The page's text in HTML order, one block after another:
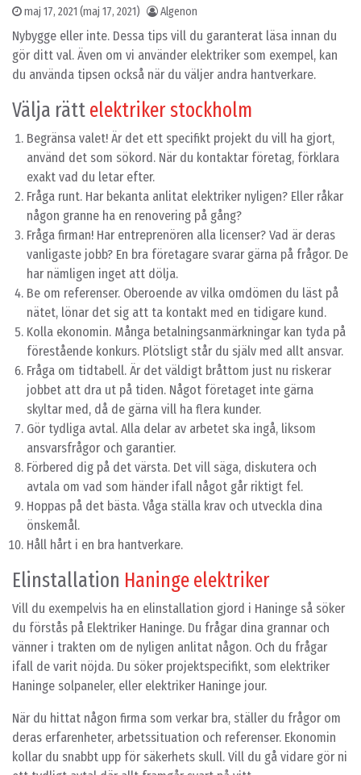
maj 17, 2021 (maj 17, 2021) Algenon
Nybygge eller inte. Dessa tips vill du garanterat läsa innan du
gör ditt val. Även om vi använder elektriker som exempel, kan
du använda tipsen också när du väljer andra hantverkare.
Välja rättelektriker stockholm
Begränsa valet! Är det ett specifikt projekt du vill ha gjort,
använd det som sökord. När du kontaktar företag, förklara
exakt vad du letar efter.
Fråga runt. Har bekanta anlitat elektriker nyligen? Eller råkar
någon granne ha en renovering på gång?
Fråga firman! Har entreprenören alla licenser? Vad är deras
vanligaste jobb? En bra företagare svarar gärna på frågor. De
har nämligen inget att dölja.
Be om referenser. Oberoende av vilka omdömen du läst på
nätet, lönar det sig att ta kontakt med en tidigare kund.
Kolla ekonomin. Många betalningsanmärkningar kan tyda på
förestående konkurs. Plötsligt står du själv med allt ansvar.
Fråga om tidtabell. Är det väldigt bråttom just nu riskerar
jobbet att dra ut på tiden. Något företaget inte gärna
skyltar med, då de gärna vill ha flera kunder.
Gör tydliga avtal. Alla delar av arbetet ska ingå, liksom
ansvarsfrågor och garantier.
Förbered dig på det värsta. Det vill säga, diskutera och
avtala om vad som händer ifall något går riktigt fel.
Hoppas på det bästa. Våga ställa krav och utveckla dina
önskemål.
Håll hårt i en bra hantverkare.
Elinstallation Haninge elektriker
Vill du exempelvis ha en elinstallation gjord i Haninge så söker
du förstås på Elektriker Haninge. Du frågar dina grannar och
vänner i trakten om de nyligen anlitat någon. Och du frågar
ifall de varit nöjda. Du söker projektspecifikt, som elektriker
Haninge solpaneler, eller elektriker Haninge jour.
När du hittat någon firma som verkar bra, ställer du frågor om
deras erfarenheter, arbetssituation och referenser. Ekonomin
kollar du snabbt upp för säkerhets skull. Vill du gå vidare gör ni